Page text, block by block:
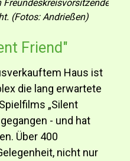
Freundeskreisvorsitzende
(Fotos: Andrießen)
Friend"
Haus ist
die lang erwartete
„Silent
- und hat
Über 400
nicht nur